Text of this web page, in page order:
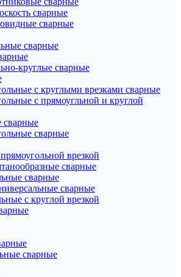
сварные
сварные
сварные
круглые сварные
с круглыми врезками сварные
с прямоугльной и круглой
сварные
сварные
врезкой
сварные
сварные
сварные
с круглой врезкой
сварные